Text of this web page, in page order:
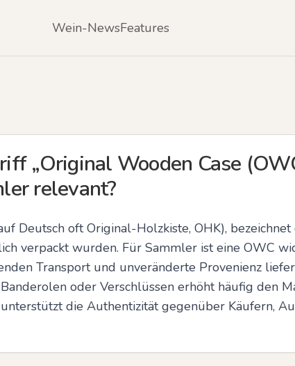
Wein-NewsFeatures
„Original Wooden Case
relevant?
Deutsch oft Original-Holzkiste, OHK),
verpackt wurden. Für Sammler ist eine OWC
Transport und unveränderte Provenienz
oder Verschlüssen erhöht häufig den
die Authentizität gegenüber Käufern,